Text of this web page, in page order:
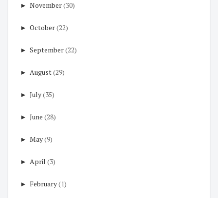
► November(30)
► October(22)
► September(22)
► August(29)
► July(35)
► June (28)
► May(9)
► April (3)
► February(1)